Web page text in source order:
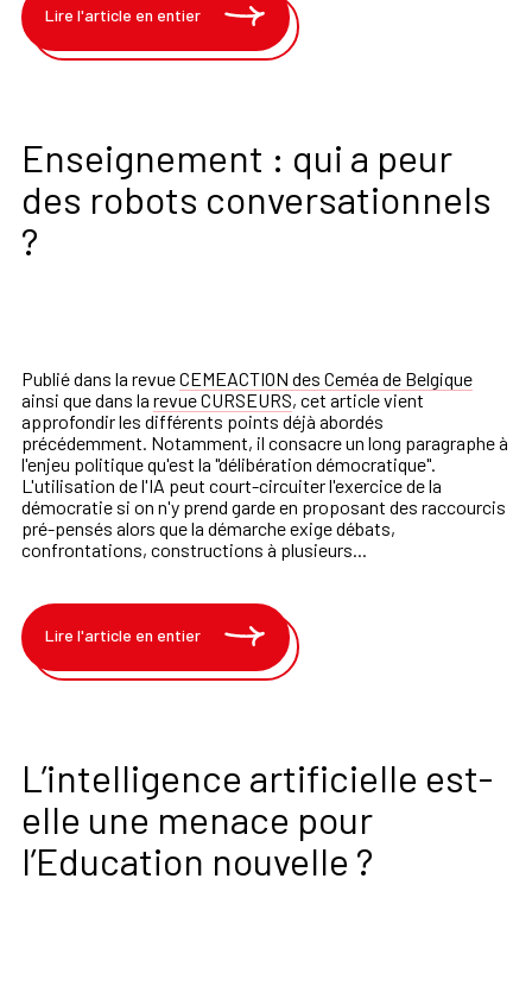
Lire l'article en entier
Enseignement : qui a peur
des robots conversationnels
?
Publié dans la revueCEMEACTION des Ceméa de Belgique
ainsi que dans la revueCURSEURS, cet article vient
approfondirles différents points déjà abordés
précédemment. Notamment, il consacre un long paragraphe à
l'enjeu politique qu'est la "délibération démocratique".
L'utilisation de l'IA peut court-circuiter l'exercice de la
démocratie si on n'y prend garde en proposant des raccourcis
pré-pensés alors que la démarche exige débats,
confrontations, constructions à plusieurs...
Lire l'article en entier
L’intelligence artificielle est-
elle une menace pour
l’Education nouvelle ?